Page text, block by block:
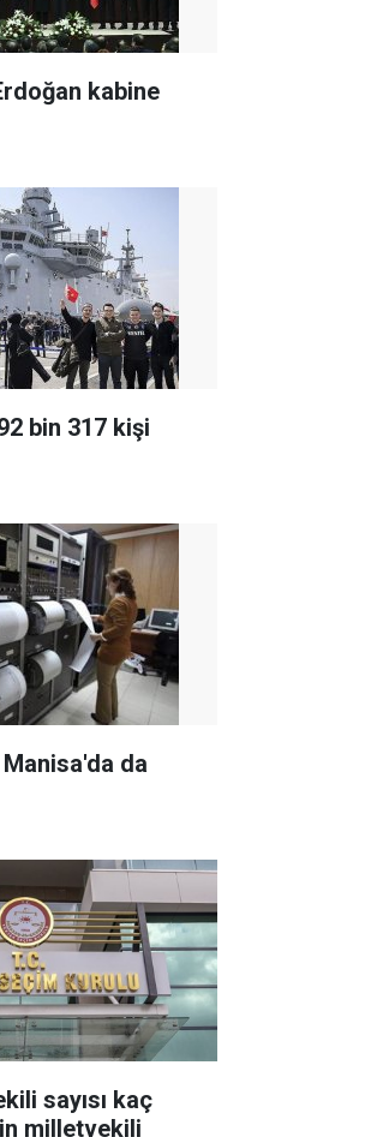
kabine
bin 317 kişi
da
sayısı kaç